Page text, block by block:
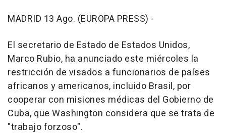
MADRID 13 Ago. (EUROPA PRESS) -
El secretario de Estado de Estados Unidos,
Marco Rubio, ha anunciado este miércoles la
restricción de visados a funcionarios de países
africanos y americanos, incluido Brasil, por
cooperar con misiones médicas del Gobierno de
Cuba, que Washington considera que se trata de
"trabajo forzoso".